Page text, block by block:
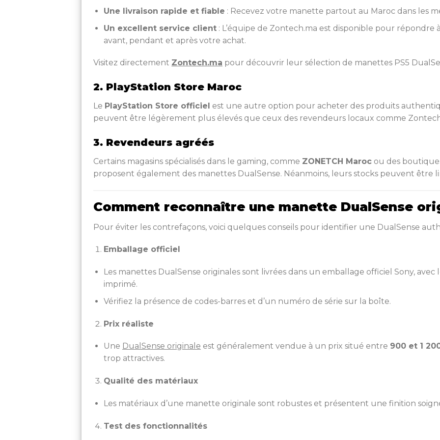
Une livraison rapide et fiable : Recevez votre manette partout au Maroc dans les
Un excellent service client: L’équipe de Zontech.ma est disponible pour répondre
avant, pendant et après votre achat.
Visitez directement Zontech.ma pour découvrir leur sélection de manettes PS5
2. PlayStation Store Maroc
Le PlayStation Store officiel est une autre option pour acheter des produits
peuvent être légèrement plus élevés que ceux des revendeurs locaux comme
3. Revendeurs agréés
Certains magasins spécialisés dans le gaming, comme ZONETCH Maroc ou des
proposent également des manettes DualSense. Néanmoins, leurs stocks peuvent être
Comment reconnaître une manette DualSense
Pour éviter les contrefaçons, voici quelques conseils pour identifier une DualSense
Emballage officiel
Les manettes DualSense originales sont livrées dans un emballage officiel Sony,
imprimé.
Vérifiez la présence de codes-barres et d’un numéro de série sur la boîte.
Prix réaliste
Une DualSense originale est généralement vendue à un prix situé entre 900 et 1
trop attractives.
Qualité des matériaux
Les matériaux d’une manette originale sont robustes et présentent une finition
Test des fonctionnalités